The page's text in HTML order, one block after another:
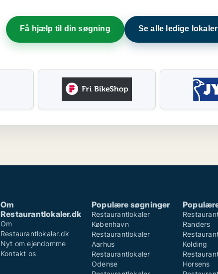
Få hjælp til din søgning Se alle ledige lokaler
Om
Restaurantlokaler.dk
Om
Restaurantlokaler.dk
Nyt om ejendomme
Kontakt os
Populære søgninger
Restaurantlokaler
København
Restaurantlokaler
Aarhus
Restaurantlokaler
Odense
Randers
Kolding
Horsens